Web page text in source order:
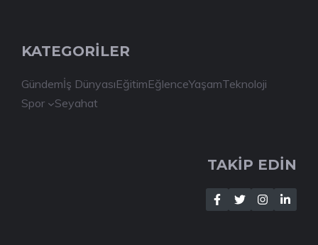
KATEGORİLER
Gündemİş DünyasıEğitimEğlenceYaşamTeknoloji
Spor
Seyahat
TAKİP EDİN